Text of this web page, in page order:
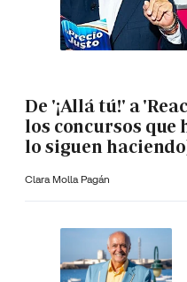
De '¡Allá tú!' a
los concursos que
lo siguen
Clara Molla Pagán